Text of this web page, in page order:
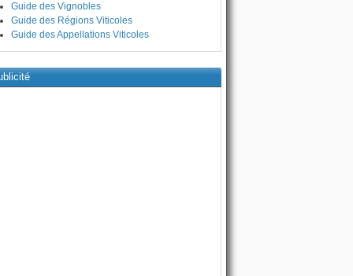
Guide des Vignobles
Guide des Régions Viticoles
Guide des Appellations Viticoles